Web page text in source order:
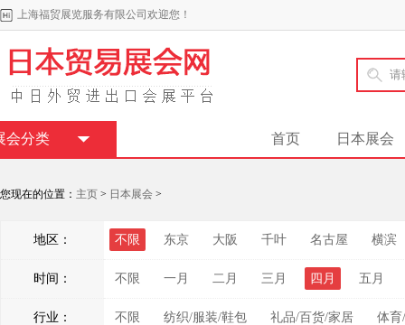
上海福贸展览服务有限公司欢迎您！
首页 日本展会
会分类
您现在的位置： 主页 > 日本展会 >
地区： 不限 东京 大阪 千叶 名古屋 横滨
时间： 不限 一月 二月 三月 四月 五月
行业： 不限 纺织/服装/鞋包 礼品/百货/家居 体育